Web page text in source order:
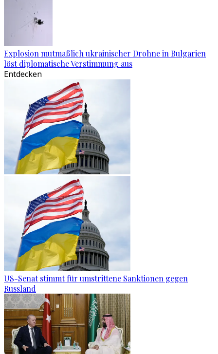
Explosion mutmaßlich ukrainischer Drohne in Bulgarien
löst diplomatische Verstimmung aus
Entdecken
US-Senat stimmt für umstrittene Sanktionen gegen
Russland